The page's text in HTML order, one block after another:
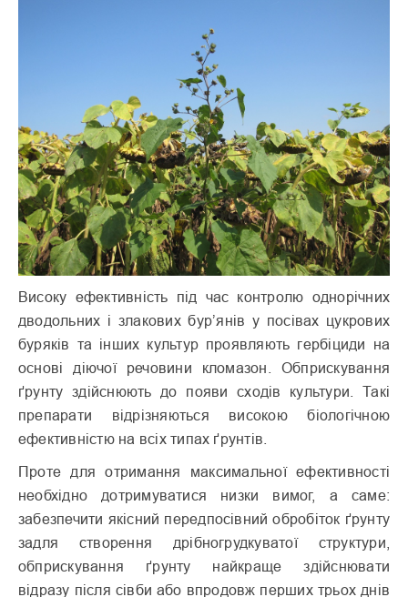
Високу ефективність під час контролю однорічних
дводольних і злакових бур’янів у посівах цукрових
буряків та інших культур проявляють гербіциди на
основі діючої речовини кломазон. Обприскування
ґрунту здійснюють до появи сходів культури. Такі
препарати відрізняються високою біологічною
ефективністю на всіх типах ґрунтів.
Проте для отримання максимальної ефективності
необхідно дотримуватися низки вимог, а саме:
забезпечити якісний передпосівний обробіток ґрунту
задля створення дрібногрудкуватої структури,
обприскування ґрунту найкраще здійснювати
відразу після сівби або впродовж перших трьох днів